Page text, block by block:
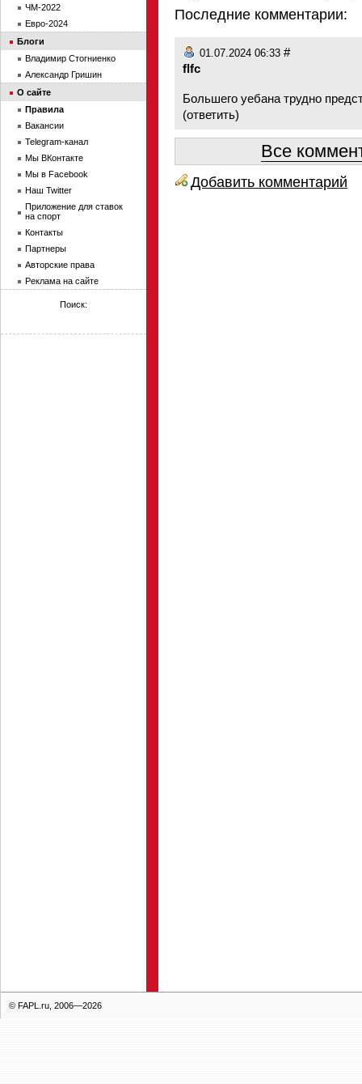
Последние комментарии:
01.07.2024 06:33 #
flfc
Большего уебана трудно
(ответить)
Все
Добавить комментарий
ЧМ-2022
Евро-2024
Блоги
Владимир Стогниенко
Александр Гришин
О сайте
Правила
Вакансии
Telegram-канал
Мы ВКонтакте
Мы в Facebook
Наш Twitter
Приложение для ставок
на спорт
Контакты
Партнеры
Авторские права
Реклама на сайте
Поиск:
© FAPL.ru, 2006—2026